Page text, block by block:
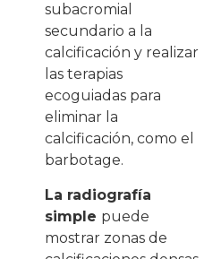
subacromial
secundario a la
calcificación y realizar
las terapias
ecoguiadas para
eliminar la
calcificación, como el
barbotage.
La radiografía
simple puede
mostrar zonas de